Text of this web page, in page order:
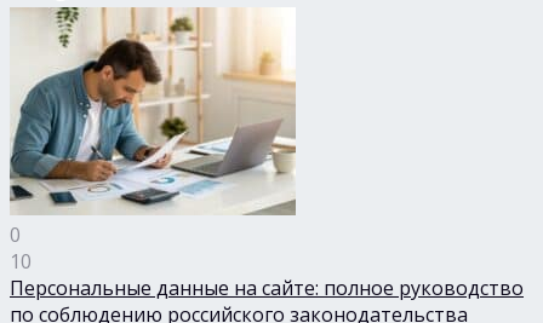
0
10
Персональные данные на сайте: полное руководство
по соблюдению российского законодательства